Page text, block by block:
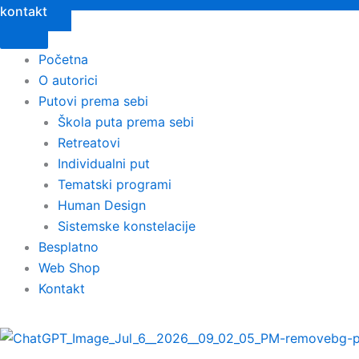
kontakt
Početna
O autorici
Putovi prema sebi
Škola puta prema sebi
Retreatovi
Individualni put
Tematski programi
Human Design
Sistemske konstelacije
Besplatno
Web Shop
Kontakt